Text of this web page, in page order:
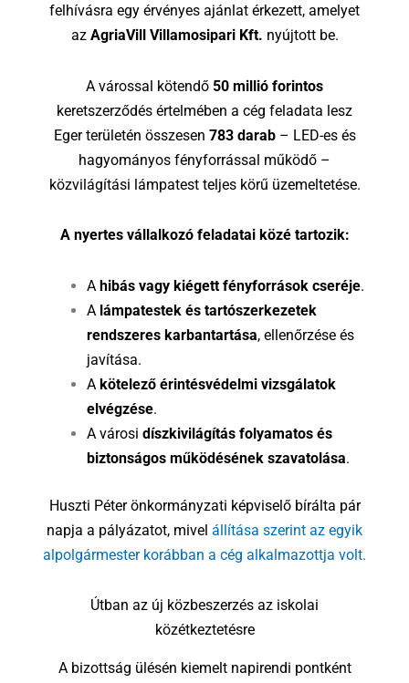
felhívásra egy érvényes ajánlat érkezett, amelyet
az AgriaVill Villamosipari Kft. nyújtott be.
A várossal kötendő 50 millió forintos
keretszerződés értelmében a cég feladata lesz
Eger területén összesen 783 darab– LED-es és
hagyományos fényforrással működő –
közvilágítási lámpatest teljes körű üzemeltetése.
A nyertes vállalkozó feladatai közé tartozik:
A hibás vagy kiégett fényforrások cseréje.
A lámpatestek és tartószerkezetek
rendszeres karbantartása, ellenőrzése és
javítása.
A kötelező érintésvédelmi vizsgálatok
elvégzése.
A városi díszkivilágítás folyamatos és
biztonságos működésének szavatolása.
Huszti Péter önkormányzati képviselő bírálta pár
napja a pályázatot, mivel állítása szerint az egyik
alpolgármester korábban a cég alkalmazottja volt.
Útban az új közbeszerzés az iskolai
közétkeztetésre
A bizottság ülésén kiemelt napirendi pontként